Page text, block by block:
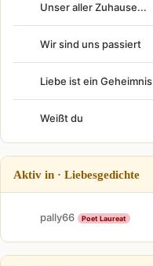
Unser aller Zuhause...
Wir sind uns passiert
Liebe ist ein Geheimnis
Weißt du
Aktiv in · Liebesgedichte
pally66 Poet Laureat